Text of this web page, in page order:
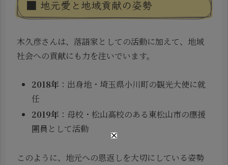
■ 地元愛と地域貢献の姿勢
木久彦さんは、落語家としての活動に加えて、地域
社会への貢献にも力を注いでいます。
2018年 ：出身地・埼玉県小川町の観光大使に就
任
2019年 ：母校・松山高校のある東松山市の應援
團員として活動
このように、地元への恩返しを大切にしている姿勢